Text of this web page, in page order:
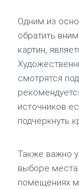
Одним из
обратить
картин,
смотрятся
источников
подчеркнуть
Также важно
выборе места
помещениях